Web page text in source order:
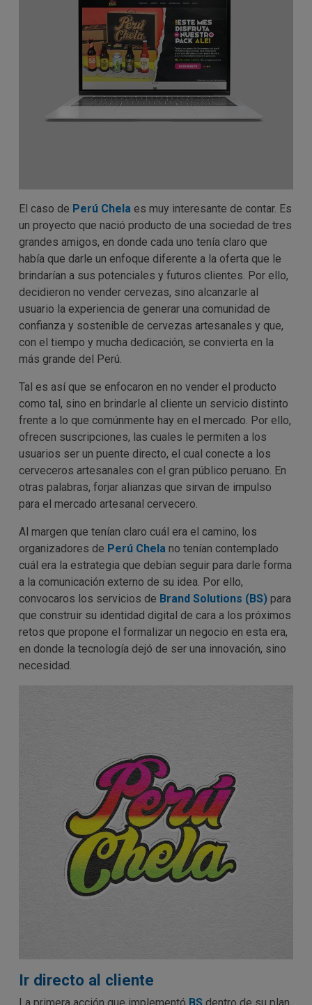
El caso de Perú Chela es muy interesante de contar. Es
un proyecto que nació producto de una sociedad de tres
grandes amigos, en donde cada uno tenía claro que
había que darle un enfoque diferente a la oferta que le
brindarían a sus potenciales y futuros clientes. Por ello,
decidieron no vender cervezas, sino alcanzarle al
usuario la experiencia de generar una comunidad de
confianza y sostenible de cervezas artesanales y que,
con el tiempo y mucha dedicación, se convierta en la
más grande del Perú.
Tal es así que se enfocaron en no vender el producto
como tal, sino en brindarle al cliente un servicio distinto
frente a lo que comúnmente hay en el mercado. Por ello,
ofrecen suscripciones, las cuales le permiten a los
usuarios ser un puente directo, el cual conecte a los
cerveceros artesanales con el gran público peruano. En
otras palabras, forjar alianzas que sirvan de impulso
para el mercado artesanal cervecero.
Al margen que tenían claro cuál era el camino, los
organizadores de Perú Chela no tenían contemplado
cuál era la estrategia que debían seguir para darle forma
a la comunicación externo de su idea. Por ello,
convocaros los servicios de Brand Solutions (BS) para
que construir su identidad digital de cara a los próximos
retos que propone el formalizar un negocio en esta era,
en donde la tecnología dejó de ser una innovación, sino
necesidad.
Ir directo al cliente